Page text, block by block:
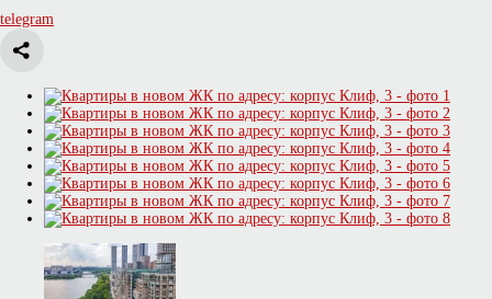
telegram